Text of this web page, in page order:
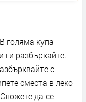
голяма купа
ги разбъркайте.
с
сместа в леко
да се